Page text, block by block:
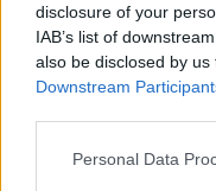
disclosure of your
IAB’s list of
also be disclosed by
Downstream
Please note that this
Personal Data